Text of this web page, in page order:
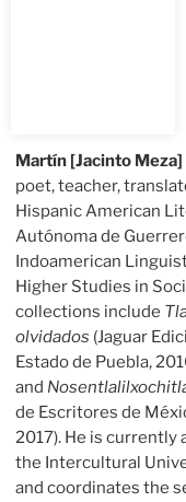
Martín [Jacinto
poet, teacher,
Hispanic American
Autónoma de
Indoamerican
Higher Studies in
collections include
olvidados (Jaguar
Estado de Puebla,
and
de Escritores de
2017). He is currently
the Intercultural
and coordinates the